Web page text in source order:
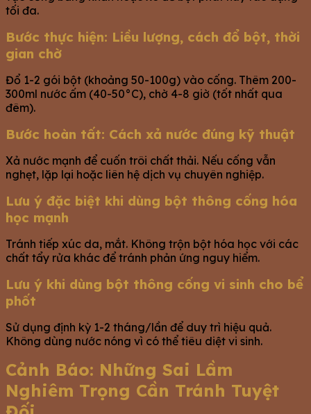
tối đa.
Bước thực hiện: Liều lượng, cách đổ bột, thời
gian chờ
Đổ 1-2 gói bột (khoảng 50-100g) vào cống. Thêm 200-
300ml nước ấm (40-50°C), chờ 4-8 giờ (tốt nhất qua
đêm).
Bước hoàn tất: Cách xả nước đúng kỹ thuật
Xả nước mạnh để cuốn trôi chất thải. Nếu cống vẫn
nghẹt, lặp lại hoặc liên hệ dịch vụ chuyên nghiệp.
Lưu ý đặc biệt khi dùng bột thông cống hóa
học mạnh
Tránh tiếp xúc da, mắt. Không trộn bột hóa học với các
chất tẩy rửa khác để tránh phản ứng nguy hiểm.
Lưu ý khi dùng bột thông cống vi sinh cho bể
phốt
Sử dụng định kỳ 1-2 tháng/lần để duy trì hiệu quả.
Không dùng nước nóng vì có thể tiêu diệt vi sinh.
Cảnh Báo: Những Sai Lầm
Nghiêm Trọng Cần Tránh Tuyệt